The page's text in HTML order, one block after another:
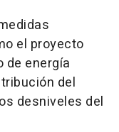
el proyecto
de energía
del
desniveles del